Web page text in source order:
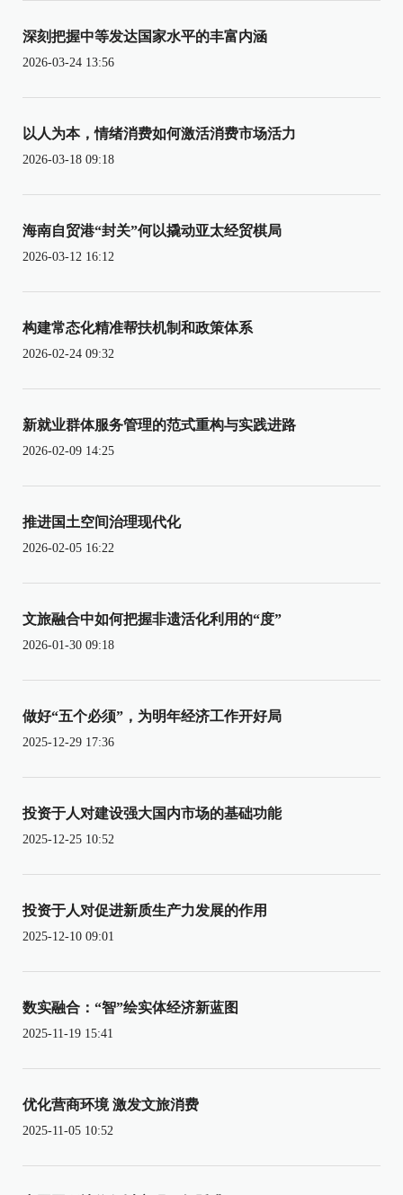
深刻把握中等发达国家水平的丰富内涵
2026-03-24 13:56
以人为本，情绪消费如何激活消费市场活力
2026-03-18 09:18
海南自贸港“封关”何以撬动亚太经贸棋局
2026-03-12 16:12
构建常态化精准帮扶机制和政策体系
2026-02-24 09:32
新就业群体服务管理的范式重构与实践进路
2026-02-09 14:25
推进国土空间治理现代化
2026-02-05 16:22
文旅融合中如何把握非遗活化利用的“度”
2026-01-30 09:18
做好“五个必须”，为明年经济工作开好局
2025-12-29 17:36
投资于人对建设强大国内市场的基础功能
2025-12-25 10:52
投资于人对促进新质生产力发展的作用
2025-12-10 09:01
数实融合：“智”绘实体经济新蓝图
2025-11-19 15:41
优化营商环境 激发文旅消费
2025-11-05 10:52